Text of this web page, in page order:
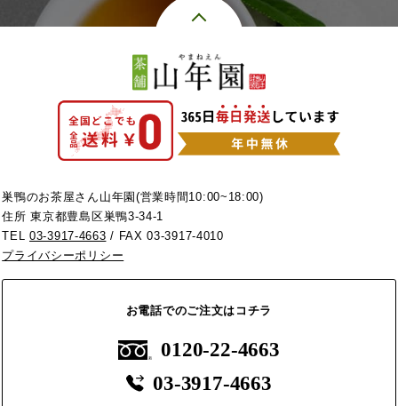
巣鴨のお茶屋さん山年園(営業時間10:00~18:00)
住所 東京都豊島区巣鴨3-34-1
TEL03-3917-4663 / FAX 03-3917-4010
プライバシーポリシー
お電話でのご注文はコチラ
0120-22-4663
03-3917-4663